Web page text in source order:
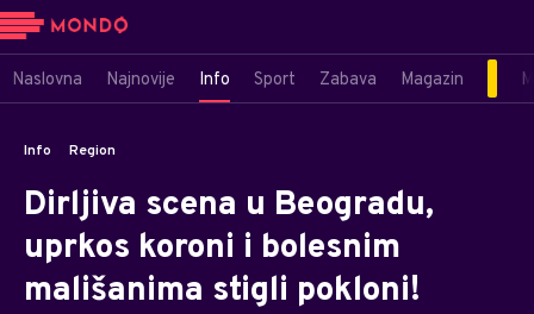
Naslovna Najnovije Info Sport Zabava Magazin
Info Region
Dirljiva scena u Beogradu,
uprkos koroni i bolesnim
mališanima stigli pokloni!